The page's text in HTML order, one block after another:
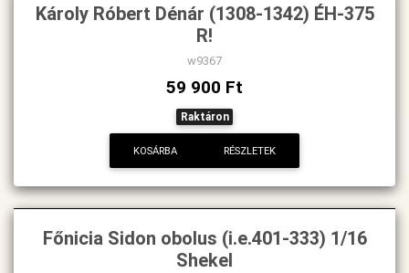
Károly Róbert Dénár (1308-1342) ÉH-375
R!
w9367
59 900 Ft
Raktáron
KOSÁRBA RÉSZLETEK
Főnicia Sidon obolus (i.e.401-333) 1/16
Shekel